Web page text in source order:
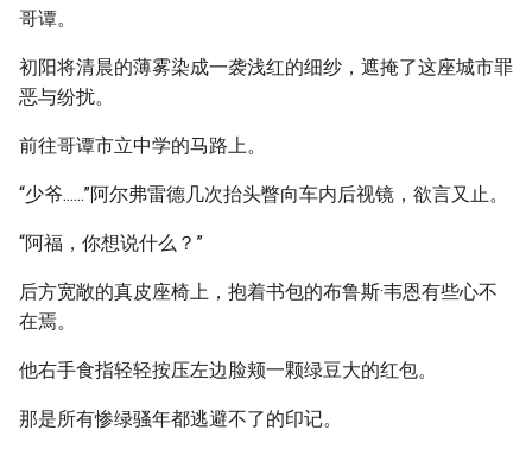
哥谭。
初阳将清晨的薄雾染成一袭浅红的细纱，遮掩了这座城市罪
恶与纷扰。
前往哥谭市立中学的马路上。
“少爷......”阿尔弗雷德几次抬头瞥向车内后视镜，欲言又止。
“阿福，你想说什么？”
后方宽敞的真皮座椅上，抱着书包的布鲁斯·韦恩有些心不
在焉。
他右手食指轻轻按压左边脸颊一颗绿豆大的红包。
那是所有惨绿骚年都逃避不了的印记。